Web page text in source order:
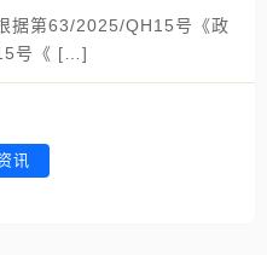
据第63/2025/QH15号《政
号《 […]
讯